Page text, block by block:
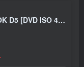
周华健 一起吃苦的幸福 2003 MV+卡拉OK D5 [DVD ISO 4.17GB]